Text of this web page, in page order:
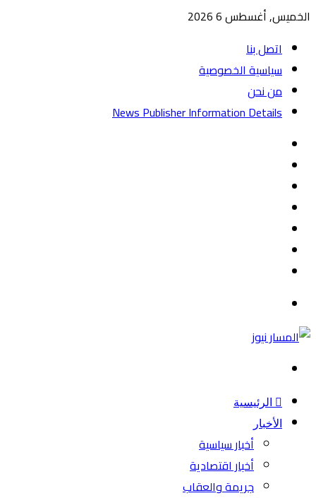
الخميس, أغسطس 6 2026
اتصل بنا
سياسية الخصوصية
من نحن
News Publisher Information Details
الرئيسية
الأخبار
أخبار سياسية
أخبار اقتصادية
جريمة والعقاب